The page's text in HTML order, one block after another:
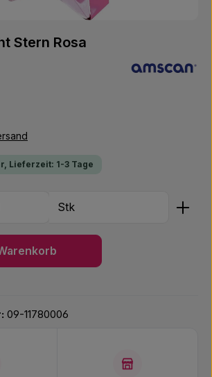
Stern Rosa
Lieferzeit: 1-3 Tage
Gib den gewünschten Wert ein
Stk
09-11780006